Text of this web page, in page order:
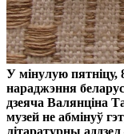
У мінулую пятніцу,
нараджэння
дзеяча Валянціна
музей не абмінуў
літаратурны